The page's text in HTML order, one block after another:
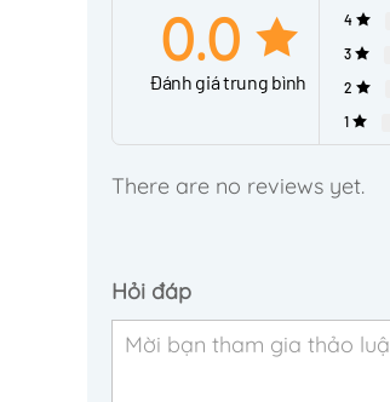
0.0
Đánh giá trung bình
4
3
2
1
There are no reviews yet.
Hỏi đáp